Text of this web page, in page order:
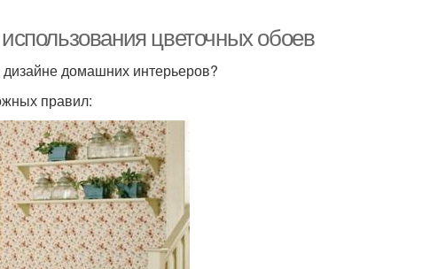
цветочных обоев
дизайне домашних интерьеров?
правил: